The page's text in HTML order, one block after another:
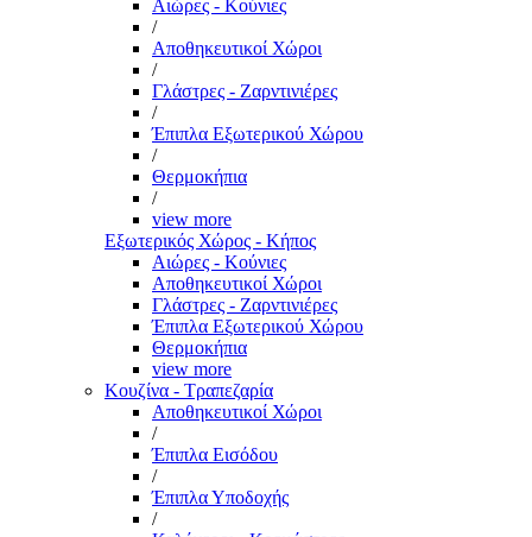
Αιώρες - Κούνιες
/
Αποθηκευτικοί Χώροι
/
Γλάστρες - Ζαρντινιέρες
/
Έπιπλα Εξωτερικού Χώρου
/
Θερμοκήπια
/
view more
Εξωτερικός Χώρος - Κήπος
Αιώρες - Κούνιες
Αποθηκευτικοί Χώροι
Γλάστρες - Ζαρντινιέρες
Έπιπλα Εξωτερικού Χώρου
Θερμοκήπια
view more
Κουζίνα - Τραπεζαρία
Αποθηκευτικοί Χώροι
/
Έπιπλα Εισόδου
/
Έπιπλα Υποδοχής
/